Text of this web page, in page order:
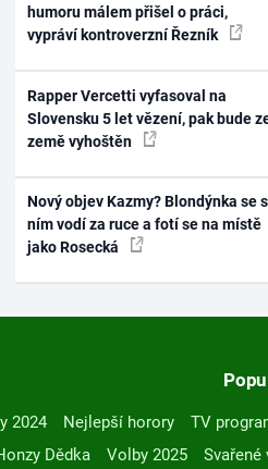
humoru málem přišel o práci,
vypráví kontroverzní Řezník
Rapper Vercetti vyfasoval na
Slovensku 5 let vězení, pak bude
země vyhoštěn
Nový objev Kazmy? Blondýnka se s
ním vodí za ruce a fotí se na místě
jako Rosecká
2024 Nejlepší horory TV
Dědka Volby 2025 Svařené